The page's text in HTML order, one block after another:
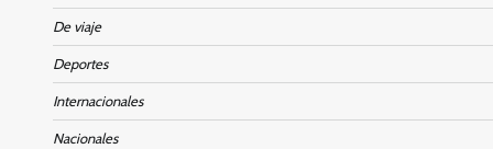
De viaje
Deportes
Internacionales
Nacionales